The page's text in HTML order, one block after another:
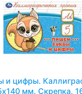
и цифры.
мм. Скрепка.